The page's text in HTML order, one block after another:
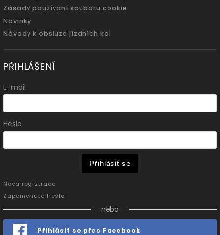
Zásady používání souboru cookie
Novinky
Návody k obsluze jízdních kol
PŘIHLÁŠENÍ
E-mail
Heslo
Přihlásit se
Nová registrace
Zapomenuté heslo
nebo
Přihlásit se přes Facebook